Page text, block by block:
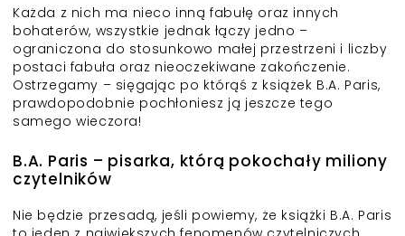
Każda z nich ma nieco inną fabułę oraz innych
bohaterów, wszystkie jednak łączy jedno –
ograniczona do stosunkowo małej przestrzeni i liczby
postaci fabuła oraz nieoczekiwane zakończenie.
Ostrzegamy – sięgając po którąś z książek B.A. Paris,
prawdopodobnie pochłoniesz ją jeszcze tego
samego wieczora!
B.A. Paris – pisarka, którą pokochały miliony
czytelników
Nie będzie przesadą, jeśli powiemy, że książki B.A. Paris